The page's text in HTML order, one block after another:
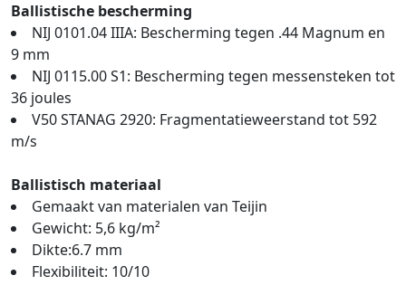
Ballistische bescherming
NIJ 0101.04 IIIA: Bescherming tegen .44 Magnum en
9 mm
NIJ 0115.00 S1: Bescherming tegen messensteken tot
36 joules
V50 STANAG 2920: Fragmentatieweerstand tot 592
m/s
Ballistisch materiaal
Gemaakt van materialen van Teijin
Gewicht: 5,6 kg/m²
Dikte:6.7 mm
Flexibiliteit: 10/10